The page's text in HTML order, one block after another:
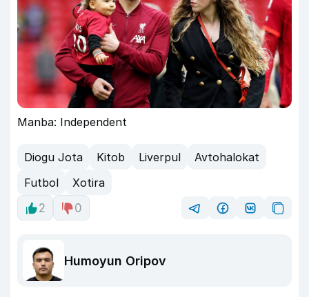
Manba: Independent
Diogu Jota Kitob Liverpul
Avtohalokat
Futbol
Xotira
2
0
Humoyun Oripov